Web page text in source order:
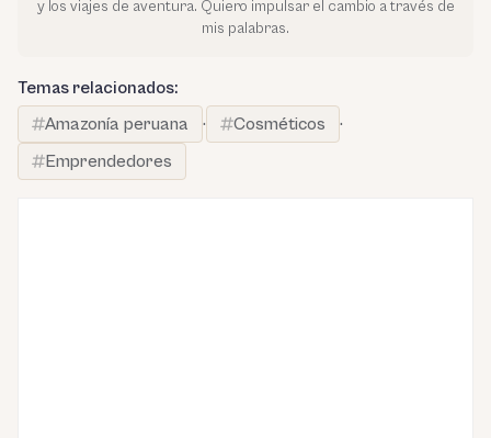
y los viajes de aventura. Quiero impulsar el cambio a través de
mis palabras.
Temas relacionados:
Amazonía peruana
· Cosméticos
·
Emprendedores